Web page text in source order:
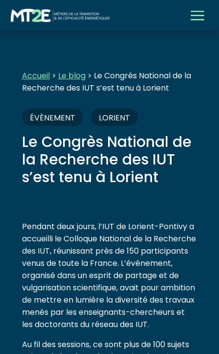
a
Accueil> Le blog> Le Congrès National de la
Recherche des IUT s’est tenu à Lorient
ÉVÈNEMENT LORIENT
Le Congrès National de
la Recherche des IUT
s’est tenu à Lorient
Pendant deux jours, l’IUT de Lorient-Pontivy a
accueilli le Colloque National de la Recherche
des IUT, réunissant près de 150 participants
venus de toute la France. L’événement,
organisé dans un esprit de partage et de
vulgarisation scientifique, avait pour ambition
de mettre en lumière la diversité des travaux
menés par les enseignants-chercheurs et
les doctorants du réseau des IUT.
Au fil des sessions, ce sont plus de 100 sujets